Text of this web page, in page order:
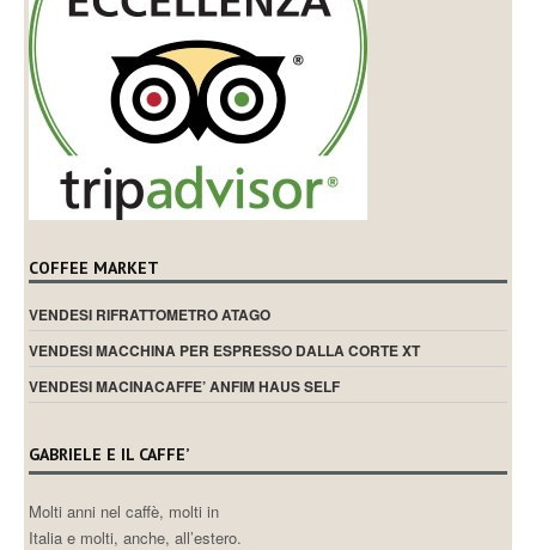
COFFEE MARKET
VENDESI RIFRATTOMETRO ATAGO
VENDESI MACCHINA PER ESPRESSO DALLA CORTE XT
VENDESI MACINACAFFE’ ANFIM HAUS SELF
GABRIELE E IL CAFFE’
Molti anni nel caffè, molti in
Italia e molti, anche, all’estero.